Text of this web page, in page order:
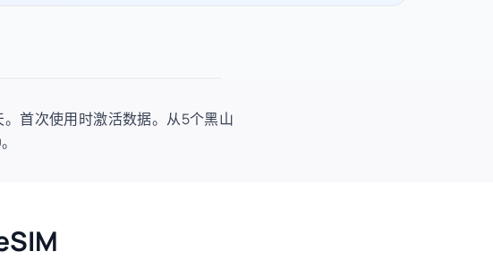
首次使用时激活数据。从5个黑山